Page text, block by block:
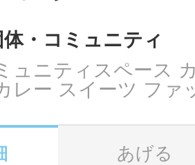
メール
・コミュニティ
ュニティスペース
レー スイーツ ファ
あげる
地域ごとの
智頭